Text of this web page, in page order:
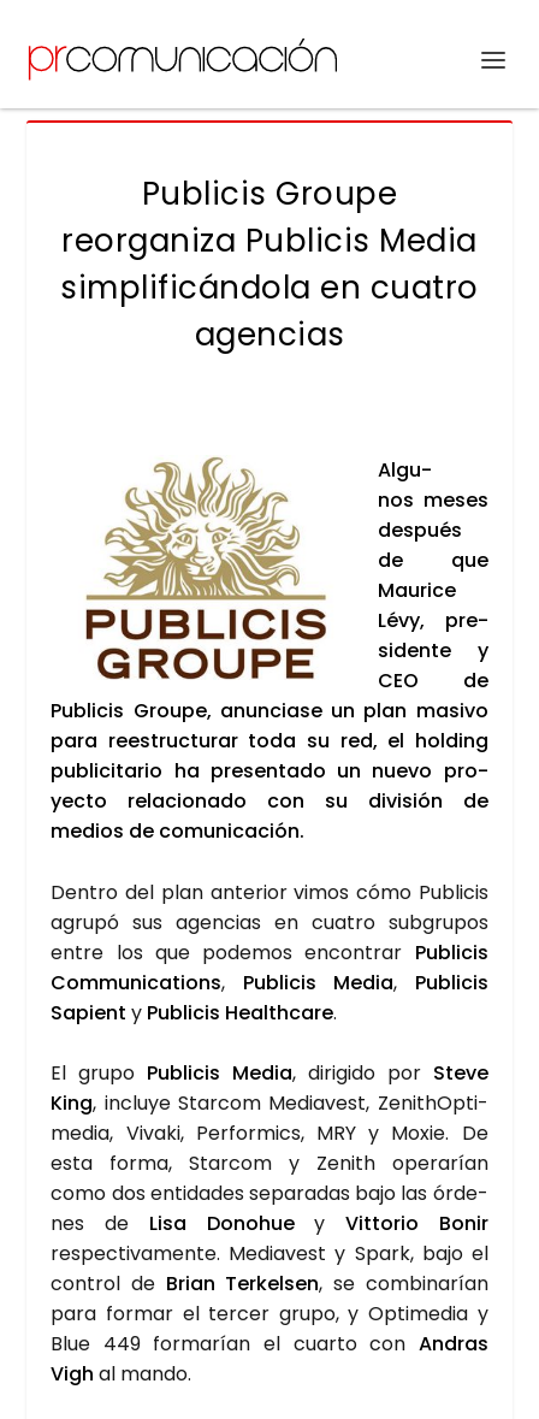
Publicis Groupe
reorganiza Publicis Media
simplificándola en cuatro
agencias
Algu­
nos meses
des­pués
de que
Mau­ri­ce
Lévy, pre­
si­den­te y
CEO de
Publi­cis Grou­pe, anun­cia­se un plan masi­vo
para rees­truc­tu­rar toda su red, el hol­ding
publi­ci­ta­rio ha pre­sen­ta­do un nue­vo pro­
yec­to rela­cio­na­do con su divi­sión de
medios de comu­ni­ca­ción.
Den­tro del plan ante­rior vimos cómo Publi­cis
agru­pó sus agen­cias en cua­tro sub­gru­pos
entre los que pode­mos encon­trar Publi­cis
Com­mu­ni­ca­tions, Publi­cis Media, Publi­cis
Sapient y Publi­cis Health­ca­re.
El gru­po Publi­cis Media, diri­gi­do por Ste­ve
King, inclu­ye Star­com Media­vest, ZenithOp­ti­
me­dia, Viva­ki, Per­for­mics, MRY y Moxie. De
esta for­ma, Star­com y Zenith ope­ra­rían
como dos enti­da­des sepa­ra­das bajo las órde­
nes de Lisa Donohuey Vit­to­rio Bonir
res­pec­ti­va­men­te. Media­vest y Spark, bajo el
con­trol de Brian Ter­kel­sen, se com­bi­na­rían
para for­mar el ter­cer gru­po, y Opti­me­dia y
Blue 449 for­ma­rían el cuar­to con Andras
Vigh al man­do.